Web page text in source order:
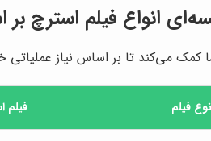
انواع فیلم استرچ بر
می‌کند تا بر اساس نیاز عملیاتی
فیلم فیلم